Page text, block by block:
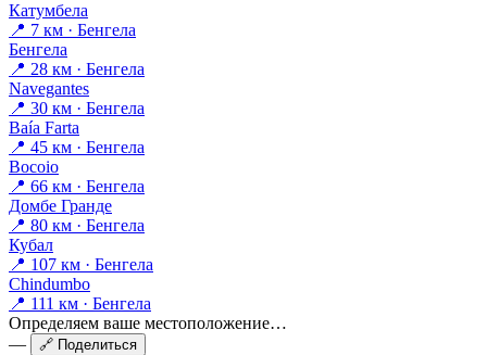
Катумбела
📍 7 км · Бенгела
Бенгела
📍 28 км · Бенгела
Navegantes
📍 30 км · Бенгела
Baía Farta
📍 45 км · Бенгела
Bocoio
📍 66 км · Бенгела
Домбе Гранде
📍 80 км · Бенгела
Кубал
📍 107 км · Бенгела
Chindumbo
📍 111 км · Бенгела
Определяем ваше местоположение…
—
🔗 Поделиться